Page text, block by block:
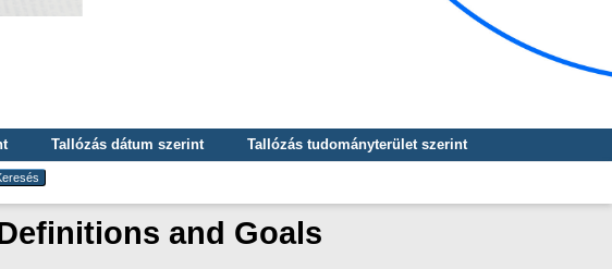
Tallózás dátum szerint
Tallózás tudományterület szerint
and Goals